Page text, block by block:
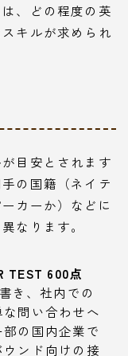
、どの程度の英
キルが求められ
目安とされます
の国籍（ネイテ
カーか）などに
なります。
TEST 600点
き、社内での
問い合わせへ
の国内企業で
ンド向けの接